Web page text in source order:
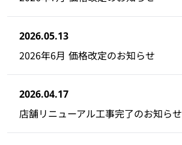
2026.05.13
2026年6月 価格改定のお知らせ
2026.04.17
店舗リニューアル工事完了のお知らせ